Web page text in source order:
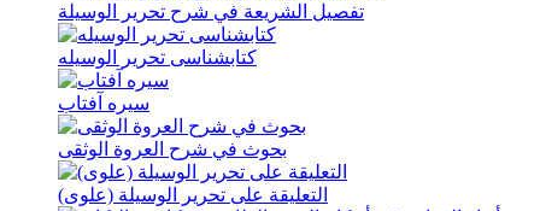
تفصیل الشریعة في شرح تحریر الوسیلة
کتابشناسی تحریر الوسیله
سيره آفتاب
بحوث في شرح العروة الوثقی
التعلیقة علی تحریر الوسیلة (علوی)